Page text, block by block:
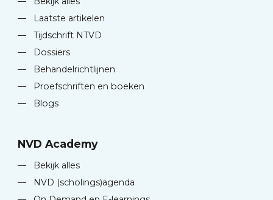
—
Laatste artikelen
—
Tijdschrift NTVD
—
Dossiers
—
Behandelrichtlijnen
—
Proefschriften en boeken
—
Blogs
NVD Academy
—
Bekijk alles
—
NVD (scholings)agenda